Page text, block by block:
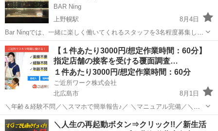
BAR Ning
上野幌駅
8月4日
Bar Ningでは、一緒に楽しく働いてくれるスタッフを3名程度募集して
います！ 募集内容 * 接客 * 洗い物 * 軽食の簡単な調理 * 片付け・清掃
応募条件 * 20代〜30代の方 * 未経験歓迎！ * お酒...
北海道 北広島市 上野幌駅 その他 スタッフ
【１件あたり3000円/想定作業時間：60分】
指定店舗の接客を受ける覆面調査…
１件あたり3000円/想定作業時間：60分
ご近所ワーク株式会社
北広島市
8月1日
＼年齢＆経験不問／＼スマホで簡単報告♪／ ＼マニュアル完備／＼ス
キマ時間のお小遣い稼ぎにぴったり／ ※業務委託なので履歴書不要で
す。 指定店舗の接客を受ける覆面調査のお仕事のお仕事です♪ 指定店
北海道 北広島市 その他 1件
＼人生の再起動ボタン⇒クリック!!／新生活